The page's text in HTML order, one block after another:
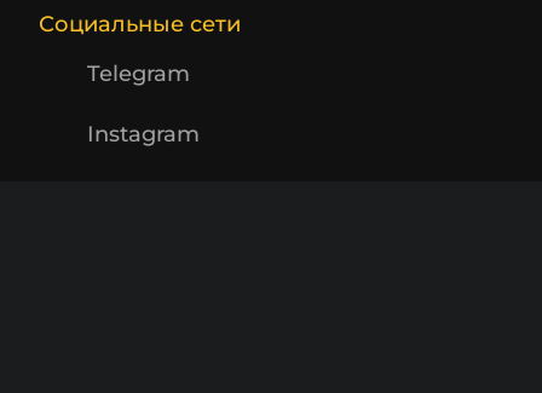
Социальные сети
Telegram
Instagram